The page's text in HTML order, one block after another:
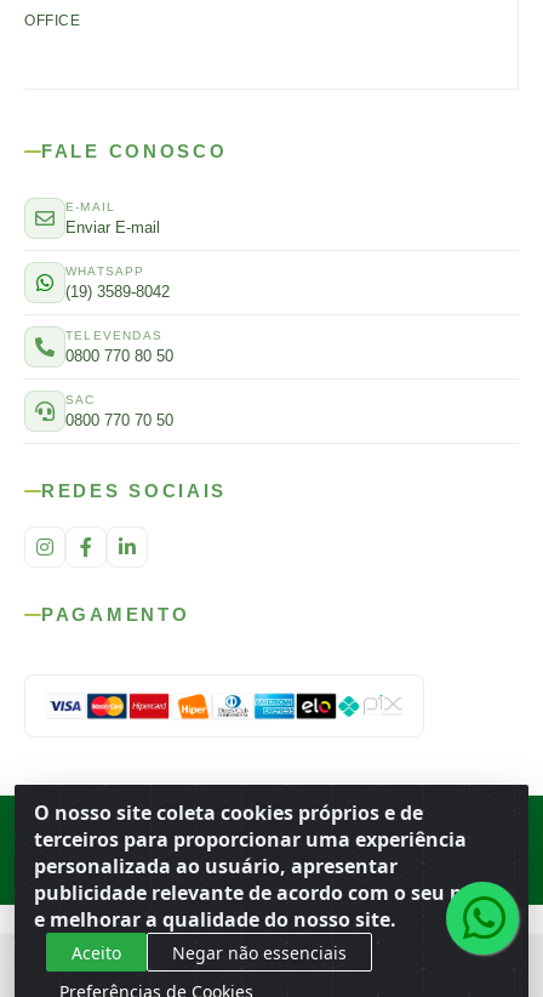
O nosso site coleta cookies próprios e de
terceiros para proporcionar uma experiência
personalizada ao usuário, apresentar
publicidade relevante de acordo com o seu perfil
e melhorar a qualidade do nosso site.
Aceito
Negar não essenciais
Preferências de Cookies
OFFICE
FALE CONOSCO
E-MAIL
Enviar E-mail
WHATSAPP
(19) 3589-8042
TELEVENDAS
0800 770 80 50
SAC
0800 770 70 50
REDES SOCIAIS
PAGAMENTO
Porto Ferreira ·BR
13.669-899· CNPJ 56.679.863/0001-91
© 2026 Atacado Ideal